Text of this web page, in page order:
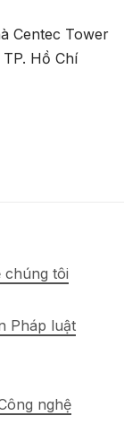
Centec Tower
Hồ Chí
chúng tôi
Pháp luật
nghệ